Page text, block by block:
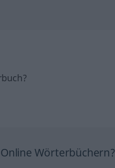
Wörterbüchern?